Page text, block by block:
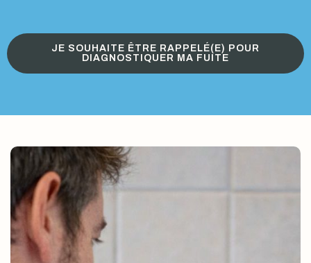
JE SOUHAITE ÊTRE RAPPELÉ(E) POUR
DIAGNOSTIQUER MA FUITE